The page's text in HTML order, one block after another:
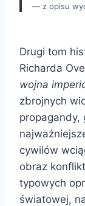
z opisu
Drugi tom
Richarda
wojna
zbrojnych
propagandy,
cywilów
obraz
typowych
światowej,